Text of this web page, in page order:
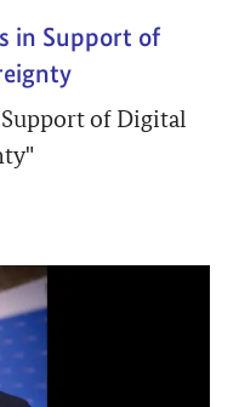
in Support of
of Digital